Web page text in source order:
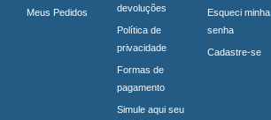
Meus Pedidos
devoluções
Política de
privacidade
Formas de
pagamento
Simule aqui seu
Esqueci minha
senha
Cadastre-se